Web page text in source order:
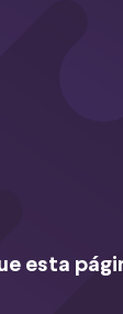
esta